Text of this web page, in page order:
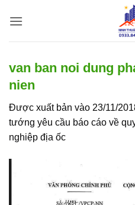
qua
van ban noi dung
nien
Được xuất bản vào 23/11/
tướng yêu cầu báo cáo về
nghiệp địa ốc